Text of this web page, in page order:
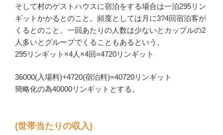
そして村のゲストハウスに宿泊をする場合は一泊295リン
ギットかかるとのこと。頻度としては月に3?4回宿泊客が
くるとのこと。一回あたりの人数は少ないとカップルの2
人多いとグループでくることもあるという。
295リンギット×4人×4回=4720リンギット
36000(入場料)+4720(宿泊料)=40720リンギット
簡略化の為40000リンギットとする。
(世帯当たりの収入)